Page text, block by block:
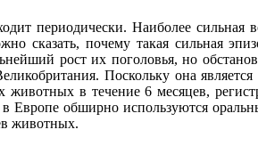
периодически. Наиболее
сказать, почему такая сильная
рост их поголовья, но
Поскольку она
животных в течение 6 месяцев,
в Европе обширно используются
животных.